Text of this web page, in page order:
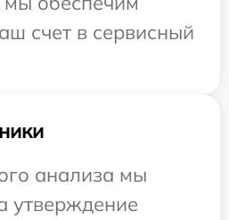
счет в сервисный
анализа мы
утверждение